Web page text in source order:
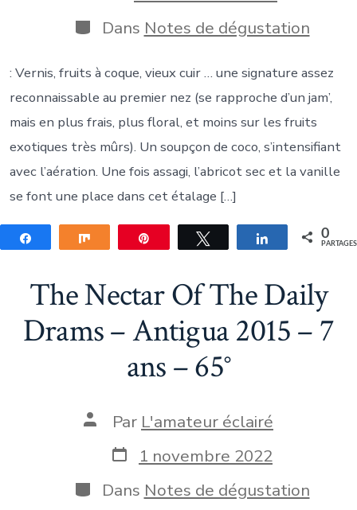
publication
publication
Catégories
Dans Notes de dégustation
: Vernis, fruits à coque, vieux cuir … une signature assez
reconnaissable au premier nez (se rapproche d’un jam’,
mais en plus frais, plus floral, et moins sur les fruits
exotiques très mûrs). Un soupçon de coco, s’intensifiant
avec l’aération. Une fois assagi, l’abricot sec et la vanille
se font une place dans cet étalage […]
Partagez Partagez Tweetez Partagez 0
PARTAGES
The Nectar Of The Daily
Drams – Antigua 2015 – 7
ans – 65°
Auteur
publication
Par L'amateur éclairé
Date
de
publication
1 novembre 2022
Catégories
Dans Notes de dégustation